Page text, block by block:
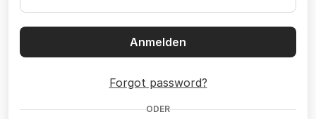
Anmelden
Forgot password?
ODER